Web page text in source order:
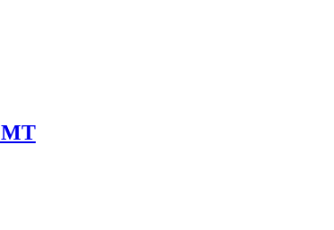
MT